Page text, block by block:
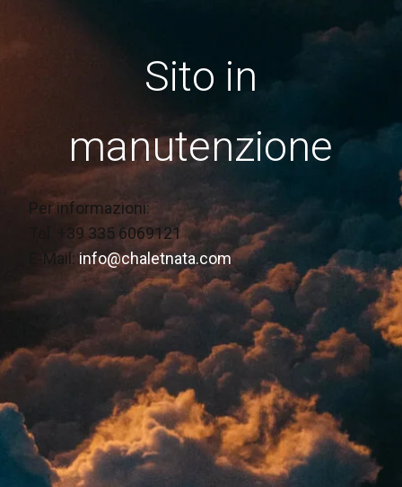
Sito in
manutenzione
Per informazioni:
Tel. +39 335 6069121
E-Mail: info@chaletnata.com